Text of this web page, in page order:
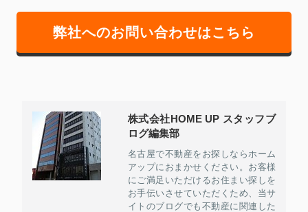
弊社へのお問い合わせはこちら
株式会社HOME UP スタッフブ
ログ編集部
名古屋で不動産をお探しならホーム
アップにおまかせください。お客様
にご満足いただけるお住まい探しを
お手伝いさせていただくため、当サ
イトのブログでも不動産に関連した